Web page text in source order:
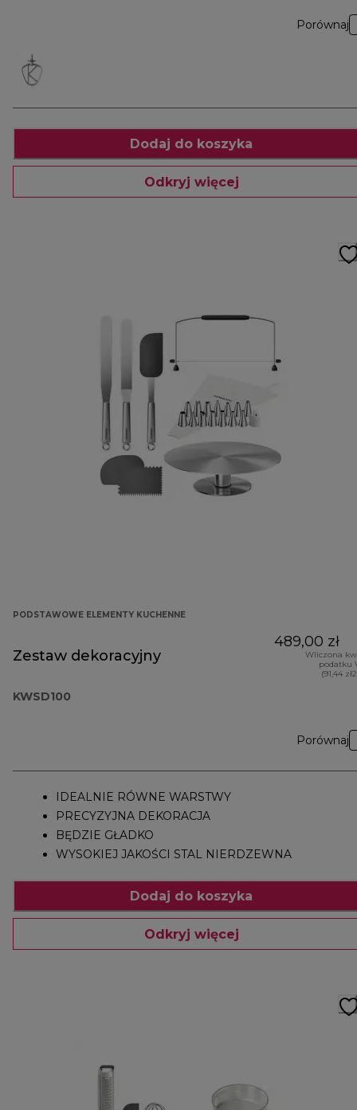
Porównaj
Dodaj do koszyka
Odkryj więcej
PODSTAWOWE ELEMENTY KUCHENNE
Zestaw dekoracyjny
KWSD100
489,00 zł
Wliczona
podatku
(91,44
Porównaj
IDEALNIE RÓWNE WARSTWY
PRECYZYJNA DEKORACJA
BĘDZIE GŁADKO
WYSOKIEJ JAKOŚCI STAL NIERDZEWNA
Dodaj do koszyka
Odkryj więcej